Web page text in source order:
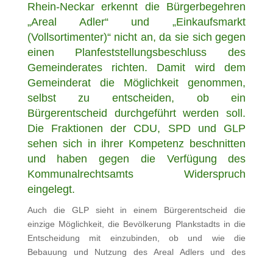
Rhein-Neckar erkennt die Bürgerbegehren
„Areal Adler“ und „Einkaufsmarkt
(Vollsortimenter)“ nicht an, da sie sich gegen
einen Planfeststellungsbeschluss des
Gemeinderates richten. Damit wird dem
Gemeinderat die Möglichkeit genommen,
selbst zu entscheiden, ob ein
Bürgerentscheid durchgeführt werden soll.
Die Fraktionen der CDU, SPD und GLP
sehen sich in ihrer Kompetenz beschnitten
und haben gegen die Verfügung des
Kommunalrechtsamts Widerspruch
eingelegt.
Auch die GLP sieht in einem Bürgerentscheid die
einzige Möglichkeit, die Bevölkerung Plankstadts in die
Entscheidung mit einzubinden, ob und wie die
Bebauung und Nutzung des Areal Adlers und des